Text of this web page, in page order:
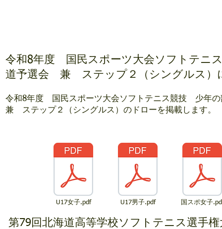
令和8年度 国民スポーツ大会ソフトテ
道予選会 兼 ステップ２（シングルス）
令和8年度 国民スポーツ大会ソフトテニス競技 少
兼 ステップ２（シングルス）のドローを掲載します。
U17女子.pdf U17男子.pdf 国スポ女子
第79回北海道高等学校ソフトテニス選手